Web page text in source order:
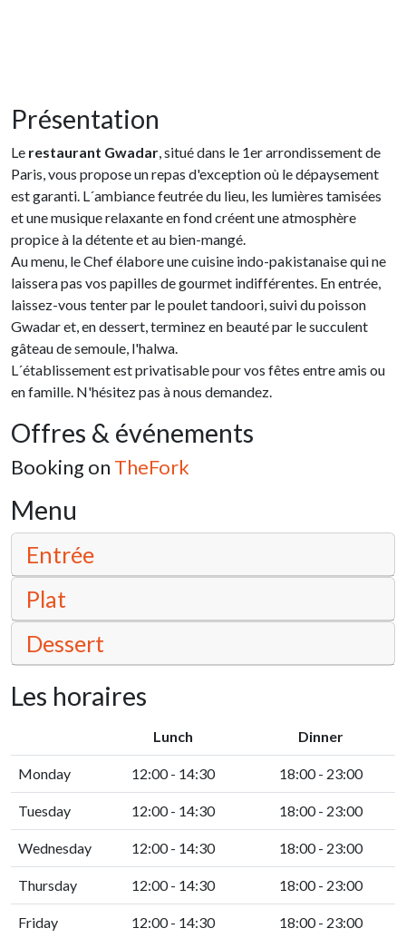
Présentation
Le restaurant Gwadar, situé dans le 1er arrondissement de
Paris, vous propose un repas d'exception où le dépaysement
est garanti. L´ambiance feutrée du lieu, les lumières tamisées
et une musique relaxante en fond créent une atmosphère
propice à la détente et au bien-mangé.
Au menu, le Chef élabore une cuisine indo-pakistanaise qui ne
laissera pas vos papilles de gourmet indifférentes. En entrée,
laissez-vous tenter par le poulet tandoori, suivi du poisson
Gwadar et, en dessert, terminez en beauté par le succulent
gâteau de semoule, l'halwa.
L´établissement est privatisable pour vos fêtes entre amis ou
en famille. N'hésitez pas à nous demandez.
Offres & événements
Booking on TheFork
Menu
Entrée
Plat
Dessert
Les horaires
Lunch Dinner
Monday 12:00 - 14:30 18:00 - 23:00
Tuesday 12:00 - 14:30 18:00 - 23:00
Wednesday 12:00 - 14:30 18:00 - 23:00
Thursday 12:00 - 14:30 18:00 - 23:00
Friday 12:00 - 14:30 18:00 - 23:00